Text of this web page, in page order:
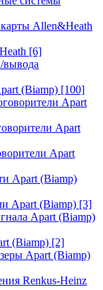
Allen&Heath
[6]
вывода
(Biamp) [100]
Apart
Apart
Apart
Apart (Biamp)
Apart (Biamp) [3]
Apart (Biamp)
(Biamp) [2]
Apart (Biamp)
Renkus-Heinz